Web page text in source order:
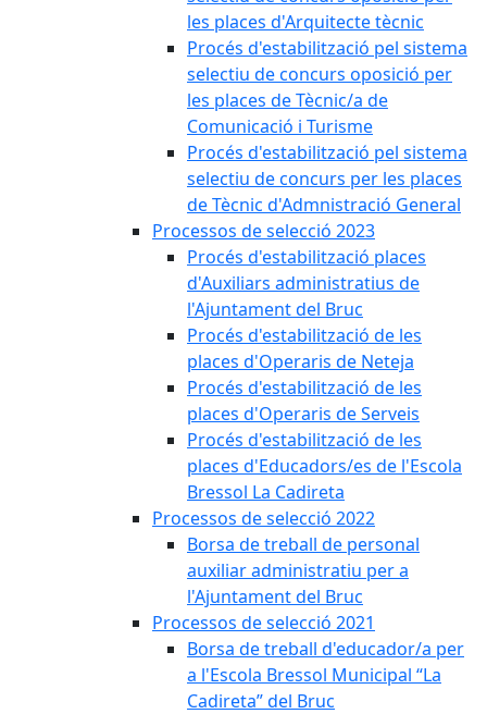
les places d'Arquitecte tècnic
Procés d'estabilització pel sistema
selectiu de concurs oposició per
les places de Tècnic/a de
Comunicació i Turisme
Procés d'estabilització pel sistema
selectiu de concurs per les places
de Tècnic d'Admnistració General
Processos de selecció 2023
Procés d'estabilització places
d'Auxiliars administratius de
l'Ajuntament del Bruc
Procés d'estabilització de les
places d'Operaris de Neteja
Procés d'estabilització de les
places d'Operaris de Serveis
Procés d'estabilització de les
places d'Educadors/es de l'Escola
Bressol La Cadireta
Processos de selecció 2022
Borsa de treball de personal
auxiliar administratiu per a
l'Ajuntament del Bruc
Processos de selecció 2021
Borsa de treball d'educador/a per
a l'Escola Bressol Municipal “La
Cadireta” del Bruc